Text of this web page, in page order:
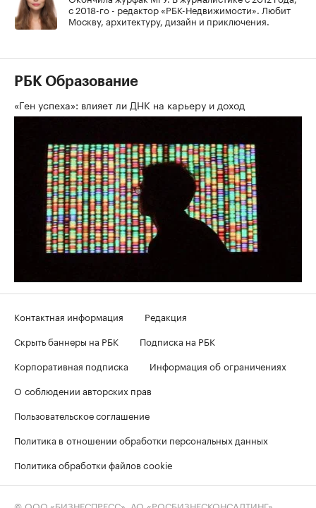
с 2018-го - редактор «РБК-Недвижимости». Любит
Москву, архитектуру, дизайн и приключения.
РБК Образование
«Ген успеха»: влияет ли ДНК на карьеру и доход
Контактная информация
Редакция
Скрыть баннеры на РБК
Подписка на РБК
Корпоративная подписка
Информация об ограничениях
О соблюдении авторских прав
Пользовательское соглашение
Политика в отношении обработки персональных данных
Политика обработки файлов cookie
© ООО «БИЗНЕСПРЕСС», АО «РОСБИЗНЕСКОНСАЛТИНГ»,